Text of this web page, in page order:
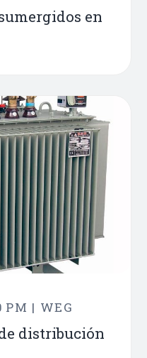
en
PM | WEG
distribución